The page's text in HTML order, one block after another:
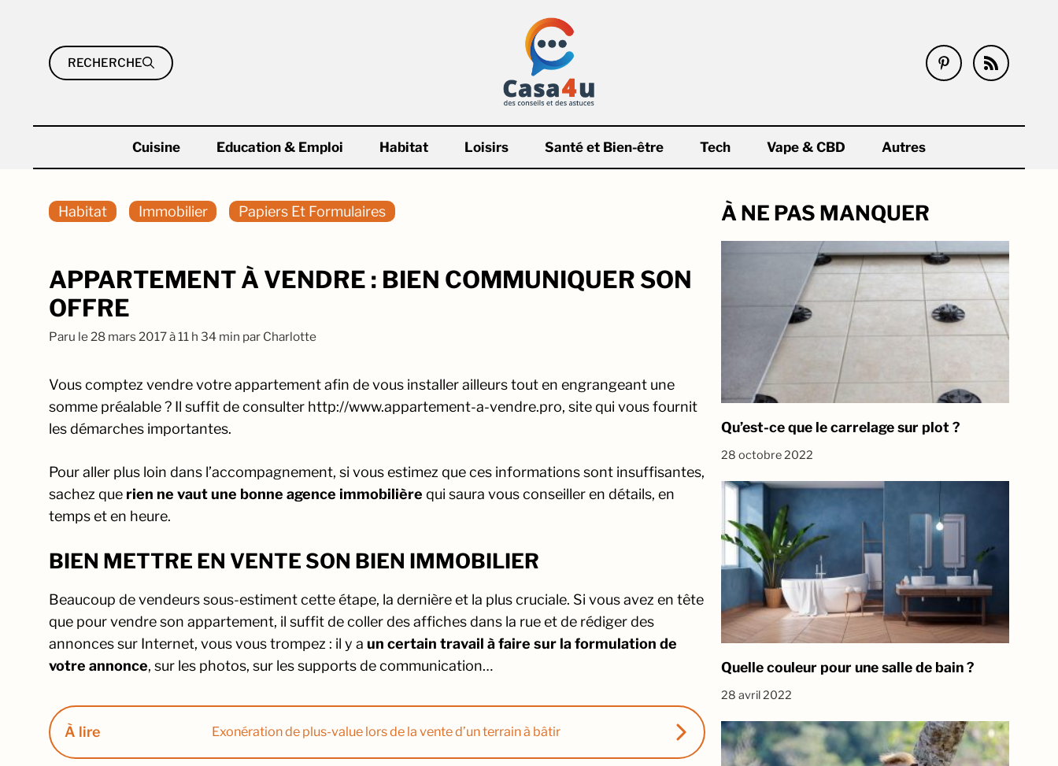
contenu
RECHERCHE
Cuisine Education & Emploi Habitat Loisirs Santé et Bien-être Tech Vape & CBD Autres
Habitat Immobilier Papiers Et Formulaires
APPARTEMENT À VENDRE : BIEN COMMUNIQUER SON
OFFRE
Paru le 28 mars 2017 à 11 h 34 min par Charlotte
Vous comptez vendre votre appartement afin de vous installer ailleurs tout en engrangeant une
somme préalable ? Il suffit de consulter http://www.appartement-a-vendre.pro, site qui vous fournit
les démarches importantes.
Pour aller plus loin dans l’accompagnement, si vous estimez que ces informations sont insuffisantes,
sachez que rien ne vaut une bonne agence immobilière qui saura vous conseiller en détails, en
temps et en heure.
BIEN METTRE EN VENTE SON BIEN IMMOBILIER
Beaucoup de vendeurs sous-estiment cette étape, la dernière et la plus cruciale. Si vous avez en tête
que pour vendre son appartement, il suffit de coller des affiches dans la rue et de rédiger des
annonces sur Internet, vous vous trompez : il y a un certain travail à faire sur la formulation de
votre annonce, sur les photos, sur les supports de communication…
À lire Exonération de plus-value lors de la vente d’un terrain à bâtir
À NE PAS MANQUER
Qu’est-ce que le carrelage sur plot ?
28 octobre 2022
Quelle couleur pour une salle de bain ?
28 avril 2022